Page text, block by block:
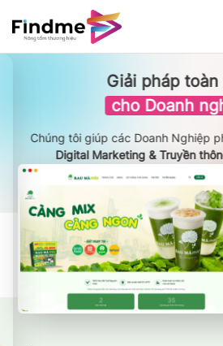
qua
nội
Giải pháp toàn
cho Doanh
Chúng tôi giúp các Doanh Nghiệp
Digital Marketing & Truyền